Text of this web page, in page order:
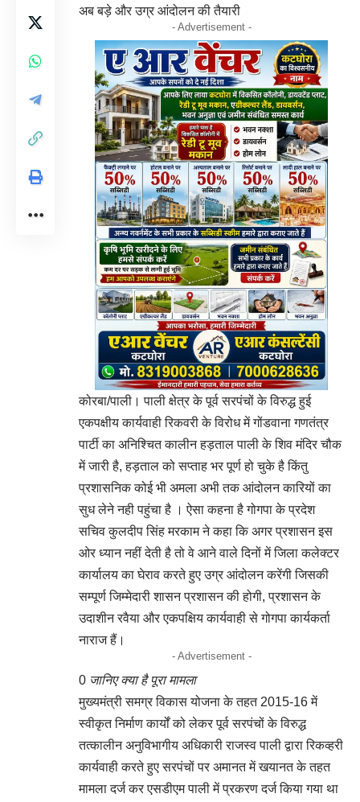
अब बड़े और उग्र आंदोलन की तैयारी
- Advertisement -
कोरबा/पाली। पाली क्षेत्र के पूर्व सरपंचों के विरुद्ध हुई
एकपक्षीय कार्यवाही रिकवरी के विरोध में गोंडवाना गणतंत्र
पार्टी का अनिश्चित कालीन हड़ताल पाली के शिव मंदिर चौक
में जारी है, हड़ताल को सप्ताह भर पूर्ण हो चुके है किंतु
प्रशासनिक कोई भी अमला अभी तक आंदोलन कारियों का
सुध लेने नही पहुंचा है । ऐसा कहना है गोगपा के प्रदेश
सचिव कुलदीप सिंह मरकाम ने कहा कि अगर प्रशासन इस
ओर ध्यान नहीं देती है तो वे आने वाले दिनों में जिला कलेक्टर
कार्यालय का घेराव करते हुए उग्र आंदोलन करेंगी जिसकी
सम्पूर्ण जिम्मेदारी शासन प्रशासन की होगी, प्रशासन के
उदाशीन रवैया और एकपक्षिय कार्यवाही से गोगपा कार्यकर्ता
नाराज हैं।
- Advertisement -
0 जानिए क्या है पूरा मामला
मुख्यमंत्री समग्र विकास योजना के तहत 2015-16 में
स्वीकृत निर्माण कार्यों को लेकर पूर्व सरपंचों के विरुद्ध
तत्कालीन अनुविभागीय अधिकारी राजस्व पाली द्वारा रिकव्हरी
कार्यवाही करते हुए सरपंचों पर अमानत में खयानत के तहत
मामला दर्ज कर एसडीएम पाली में प्रकरण दर्ज किया गया था